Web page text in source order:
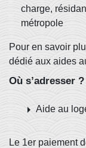
charge,
métropole
Pour en savoir
dédié aux aides
Où s’adresser ?
arrow_right Aide au
Le 1er paiement